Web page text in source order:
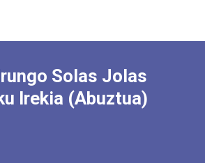
Solas Jolas
Irekia (Abuztua)